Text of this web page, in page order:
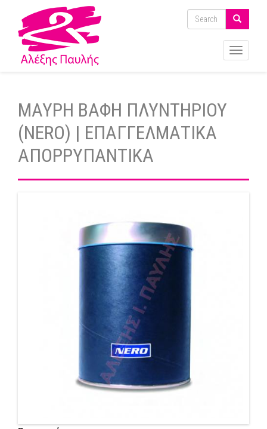
ΜΑΥΡΗ ΒΑΦΗ ΠΛΥΝΤΗΡΙΟΥ
(NERO) | ΕΠΑΓΓΕΛΜΑΤΙΚΑ
ΑΠΟΡΡΥΠΑΝΤΙΚΑ
Toggle